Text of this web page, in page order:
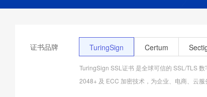
证书品牌 TuringSign Certum
TuringSign SSL证书 是全球可信的 SSL/TLS
2048+ 及 ECC 加密技术，为企业、电商、云服